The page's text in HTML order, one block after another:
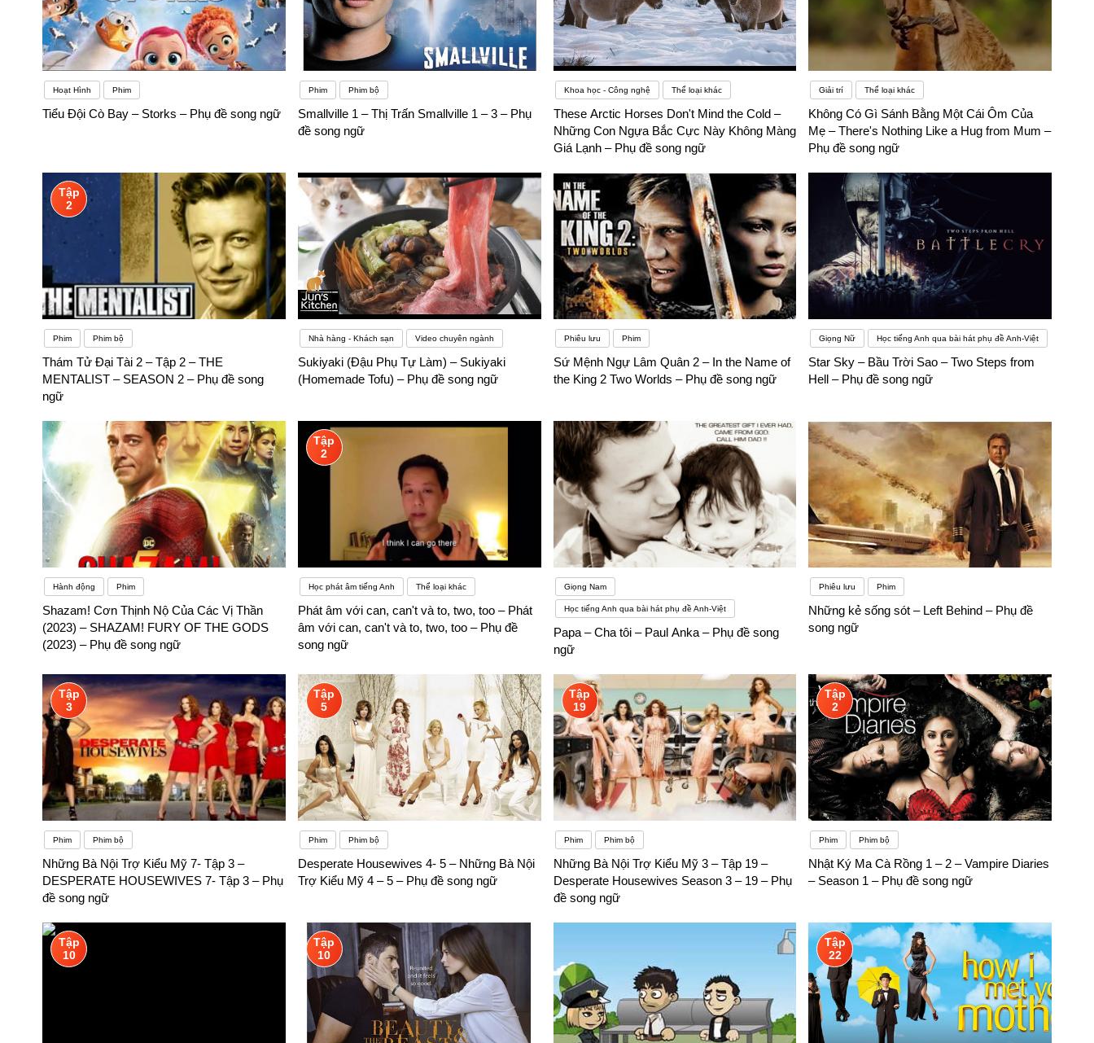
Hoạt Hình Phim
Tiểu Đội Cò Bay – Storks – Phụ đề song ngữ
Phim Phim bộ
Smallville 1 – Thị Trấn Smallville 1 – 3 – Phụ
đề song ngữ
Khoa học - Công nghệ Thể loại khác
These Arctic Horses Don't Mind the Cold –
Những Con Ngựa Bắc Cực Này Không Màng
Giá Lạnh – Phụ đề song ngữ
Giải trí Thể loại khác
Không Có Gì Sánh Bằng Một Cái Ôm Của
Mẹ – There's Nothing Like a Hug from Mum –
Phụ đề song ngữ
Tập
2
Phim Phim bộ
Thám Tử Đại Tài 2 – Tập 2 – THE
MENTALIST – SEASON 2 – Phụ đề song
ngữ
Nhà hàng - Khách sạn Video chuyên ngành
Sukiyaki (Đậu Phụ Tự Làm) – Sukiyaki
(Homemade Tofu) – Phụ đề song ngữ
Phiêu lưu Phim
Sứ Mệnh Ngự Lâm Quân 2 – In the Name of
the King 2 Two Worlds – Phụ đề song ngữ
Giọng Nữ Học tiếng Anh qua bài hát phụ đề Anh-Việt
Star Sky – Bầu Trời Sao – Two Steps from
Hell – Phụ đề song ngữ
Hành động Phim
Shazam! Cơn Thịnh Nộ Của Các Vị Thần
(2023) – SHAZAM! FURY OF THE GODS
(2023) – Phụ đề song ngữ
Tập
2
Học phát âm tiếng Anh Thể loại khác
Phát âm với can, can't và to, two, too – Phát
âm với can, can't và to, two, too – Phụ đề
song ngữ
Giọng Nam
Học tiếng Anh qua bài hát phụ đề Anh-Việt
Papa – Cha tôi – Paul Anka – Phụ đề song
ngữ
Phiêu lưu Phim
Những kẻ sống sót – Left Behind – Phụ đề
song ngữ
Tập
3
Phim Phim bộ
Những Bà Nội Trợ Kiểu Mỹ 7- Tập 3 –
DESPERATE HOUSEWIVES 7- Tập 3 – Phụ
đề song ngữ
Tập
5
Phim Phim bộ
Desperate Housewives 4- 5 – Những Bà Nội
Trợ Kiểu Mỹ 4 – 5 – Phụ đề song ngữ
Tập
19
Phim Phim bộ
Những Bà Nội Trợ Kiểu Mỹ 3 – Tập 19 –
Desperate Housewives Season 3 – 19 – Phụ
đề song ngữ
Tập
2
Phim Phim bộ
Nhật Ký Ma Cà Rồng 1 – 2 – Vampire Diaries
– Season 1 – Phụ đề song ngữ
Tập
10
Tập
10
Tập
22